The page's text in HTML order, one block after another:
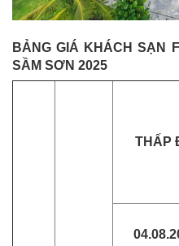
BẢNG GIÁ KHÁCH SẠN
SẦM SƠN 2025
THẤP